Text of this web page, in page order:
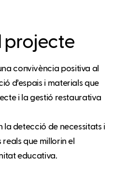
projecte
convivència positiva al
d’espais i materials que
i la gestió restaurativa
la detecció de necessitats i
que millorin el
educativa.